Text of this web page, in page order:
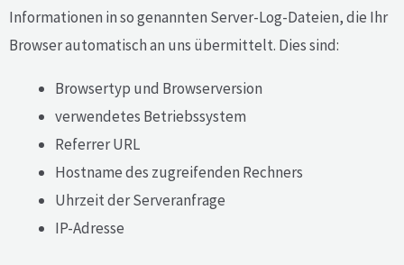
Informationen in so genannten Server-Log-Dateien, die Ihr
Browser automatisch an uns übermittelt. Dies sind:
Browsertyp und Browserversion
verwendetes Betriebssystem
Referrer URL
Hostname des zugreifenden Rechners
Uhrzeit der Serveranfrage
IP-Adresse